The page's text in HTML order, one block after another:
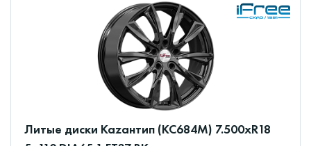
Литые диски Каzантип (КС684М) 7.500xR18